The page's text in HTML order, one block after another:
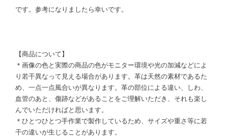
です。参考になりましたら幸いです。
【商品について】
＊画像の色と実際の商品の色がモニター環境や光の加減などによ
り若干異なって見える場合があります。革は天然の素材であるた
め、一点一点風合いが異なります。革の部位による違い、しわ、
血管のあと、傷跡などがあることをご理解いただき、それも楽し
んでいただければと思います。
＊ひとつひとつ手作業で製作しているため、サイズや重さ等に若
干の違いが生じることがあります。